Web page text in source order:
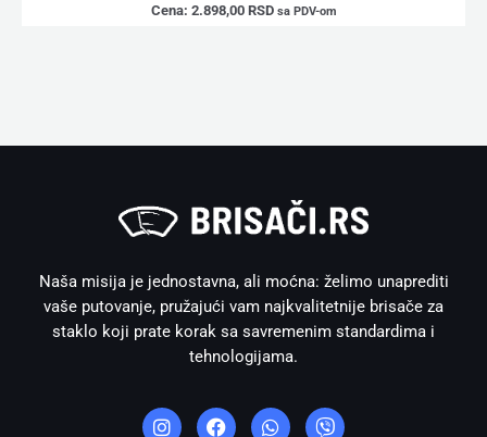
Cena: 2.898,00 RSD sa PDV-om
Naša misija je jednostavna, ali moćna: želimo unaprediti
vaše putovanje, pružajući vam najkvalitetnije brisače za
staklo koji prate korak sa savremenim standardima i
tehnologijama.
n
a
h
i